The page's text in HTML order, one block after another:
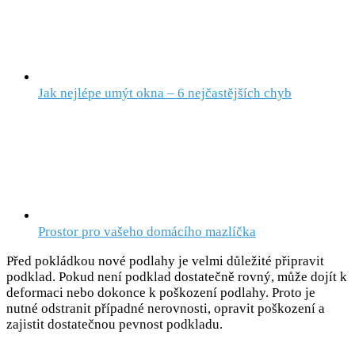
Jak nejlépe umýt okna – 6 nejčastějších chyb
Prostor pro vašeho domácího mazlíčka
Před pokládkou nové podlahy je velmi důležité připravit
podklad. Pokud není podklad dostatečně rovný, může dojít k
deformaci nebo dokonce k poškození podlahy. Proto je
nutné odstranit případné nerovnosti, opravit poškození a
zajistit dostatečnou pevnost podkladu.